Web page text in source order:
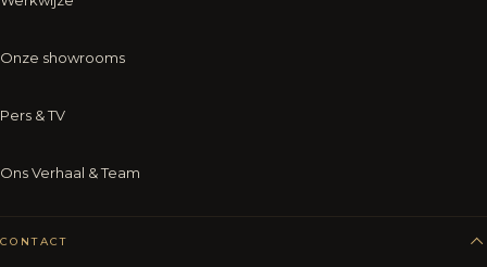
Onze showrooms
Pers & TV
Ons Verhaal & Team
CONTACT